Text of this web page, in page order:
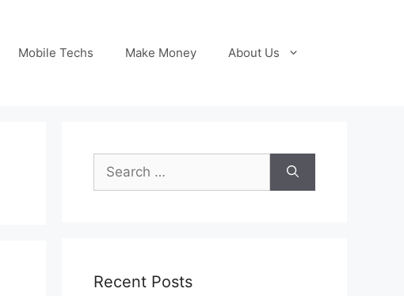
Mobile Techs Make Money About Us
Search
for:
Recent Posts